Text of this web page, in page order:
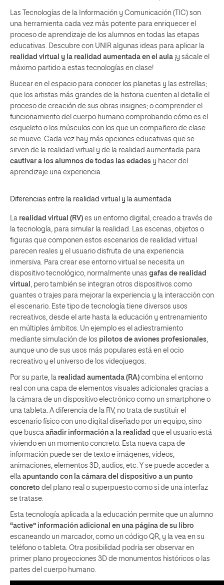
Las Tecnologías de la Información y Comunicación (TIC) son
una herramienta cada vez más potente para enriquecer el
proceso de aprendizaje de los alumnos en todas las etapas
educativas. Descubre con UNIR algunas ideas para aplicar la
realidad virtual y la realidad aumentada en el aula ¡y sácale el
máximo partido a estas tecnologías en clase!
Bucear en el espacio para conocer los planetas y las estrellas;
que los artistas más grandes de la historia cuenten al detalle el
proceso de creación de sus obras insignes; o comprender el
funcionamiento del cuerpo humano comprobando cómo es el
esqueleto o los músculos con los que un compañero de clase
se mueve. Cada vez hay más opciones educativas que se
sirven de la realidad virtual y de la realidad aumentada para
cautivar a los alumnos de todas las edades y hacer del
aprendizaje una experiencia.
Diferencias entre la realidad virtual y la aumentada
La realidad virtual (RV) es un entorno digital, creado a través de
la tecnología, para simular la realidad. Las escenas, objetos o
figuras que componen estos escenarios de realidad virtual
parecen reales y el usuario disfruta de una experiencia
inmersiva. Para crear ese entorno virtual se necesita un
dispositivo tecnológico, normalmente unas gafas de realidad
virtual , pero también se integran otros dispositivos como
guantes o trajes para mejorar la experiencia y la interacción con
el escenario. Este tipo de tecnología tiene diversos usos
recreativos, desde el arte hasta la educación y entrenamiento
en múltiples ámbitos. Un ejemplo es el adiestramiento
mediante simulación de los pilotos de aviones profesionales,
aunque uno de sus usos más populares está en el ocio
recreativo y el universo de los videojuegos.
Por su parte, la realidad aumentada (RA) combina el entorno
real con una capa de elementos visuales adicionales gracias a
la cámara de un dispositivo electrónico como un smartphone o
una tableta. A diferencia de la RV, no trata de sustituir el
escenario físico con uno digital diseñado por un equipo, sino
que busca añadir información a la realidad que el usuario está
viviendo en un momento concreto. Esta nueva capa de
información puede ser de texto e imágenes, vídeos,
animaciones, elementos 3D, audios, etc. Y se puede acceder a
ella apuntando con la cámara del dispositivo a un punto
concreto del plano real o superpuesto como si de una interfaz
se tratase.
Esta tecnología aplicada a la educación permite que un alumno
“active” información adicional en una página de su libro
escaneando un marcador, como un código QR, y la vea en su
teléfono o tableta. Otra posibilidad podría ser observar en
primer plano proyecciones 3D de monumentos históricos o las
partes del cuerpo humano.